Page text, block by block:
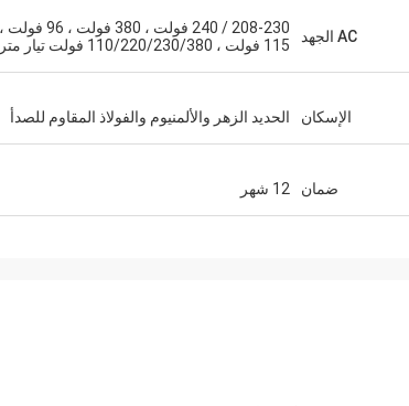
AC الجهد
208-230 / 240 فولت ، 380 فولت ، 96 فولت ،
115 فولت ، 110/220/230/380 فولت تيار متردد
الإسكان الحديد الزهر والألمنيوم والفولاذ المقاوم للصدأ
ضمان 12 شهر